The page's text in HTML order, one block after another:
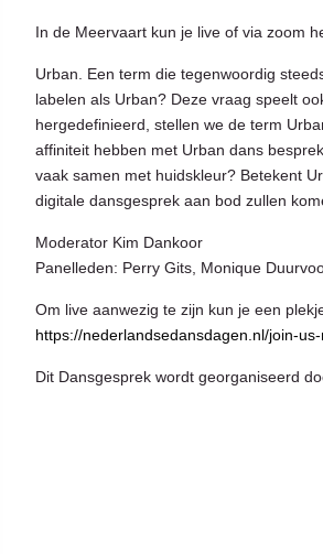
In de Meervaart kun je live of via zoom
Urban. Een term die tegenwoordig
labelen als Urban? Deze vraag speelt
hergedefinieerd, stellen we de term
affiniteit hebben met Urban dans
vaak samen met huidskleur? Betekent
digitale dansgesprek aan bod zullen
Moderator Kim Dankoor
Panelleden: Perry Gits, Monique
Om live aanwezig te zijn kun je een
https://nederlandsedansdagen.nl/join-
Dit Dansgesprek wordt georganiseerd